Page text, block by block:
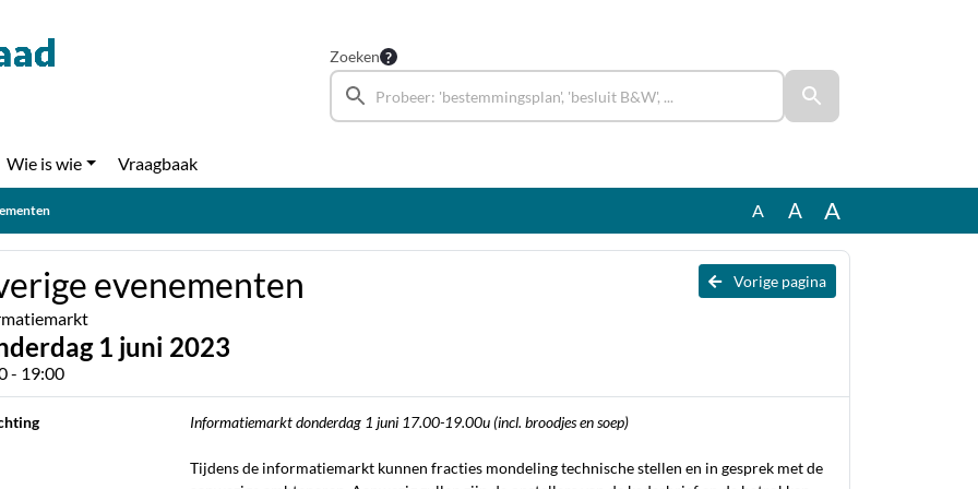
Zoeken
Wie is wie Vraagbaak
A A A
Vorige pagina
evenementen
1 juni 2023
- 19:00
Informatiemarkt donderdag 1 juni 17.00-19.00u (incl. broodjes en soep)
Tijdens de informatiemarkt kunnen fracties mondeling technische stellen en in gesprek met de